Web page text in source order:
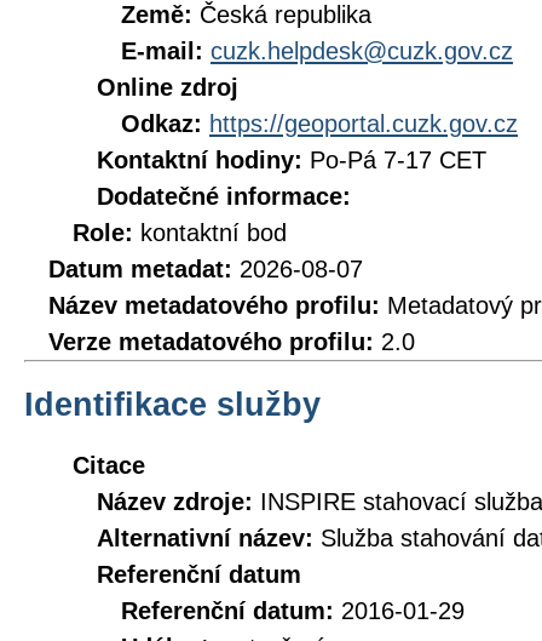
Země: Česká republika
E-mail: cuzk.helpdesk@cuzk.gov.cz
Online zdroj
Odkaz: https://geoportal.cuzk.gov.cz
Kontaktní hodiny: Po-Pá 7-17 CET
Dodatečné informace:
Role: kontaktní bod
Datum metadat: 2026-08-07
Název metadatového profilu: Metadatový
Verze metadatového profilu: 2.0
Identifikace služby
Citace
Název zdroje: INSPIRE stahovací
Alternativní název: Služba stahování
Referenční datum
Referenční datum: 2016-01-29